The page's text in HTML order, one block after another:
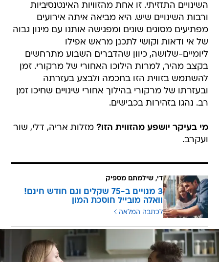
השינויים התזזיתי. זו אחת מהזוויות האינטנסיביות
ורבות השינויים שיש. היא מביאה איתה אירועים
מפתיעים מסוגים שונים ומפגישה אותנו עם מינון גבוה
של אי ודאות וקושי לתכנן מראש אפילו
ליומיים-שלושה, כיוון שהדברים השבוע מתרחשים
בקצב מהיר, למרות הילוכו האחורי של מרקורי. זמן
להשתמש בזווית הזו בחכמה ולבצע בעזרתה
ובעזרתו של מרקורי בהילוך אחורי שינויים שחיכו זמן
רב. נהגו בזהירות בכבישים.
מי בעיקר יושפע מהזווית הזו? מזלות אריה, דלי, שור
ועקרב.
די, שילמתם מספיק
3 מנויים ב-75 שקלים וגם חודש חינם!
וואלה מובייל חוסכת המון
לכתבה המלאה